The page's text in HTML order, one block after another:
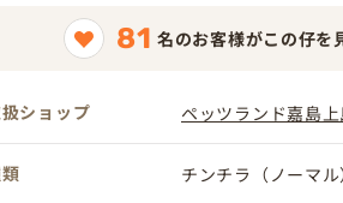
81 名のお客様がこの仔を
ショップ ペッツランド嘉島
チンチラ（ノーマル